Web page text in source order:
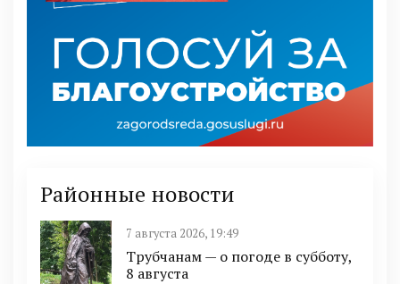
Районные новости
7 августа 2026, 19:49
Трубчанам — о погоде в субботу,
8 августа